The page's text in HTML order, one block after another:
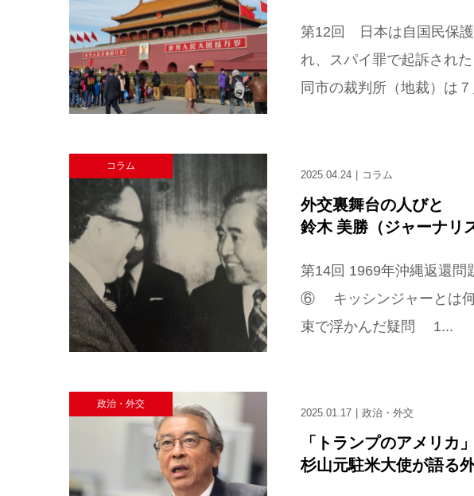
第12回 日本は自国民保
れ、スパイ罪で起訴され
同市の裁判所（地裁）は
コラム
2025.04.24 コラム
外交裏舞台の人びと
鈴木 美勝（ジャーナリ
第14回 1969年沖縄返還
⑥ キッシンジャーとは何
束で浮かんだ疑問 1...
政治・外交
2025.01.17 政治・外交
「トランプのアメリ
杉山元駐米大使が語る